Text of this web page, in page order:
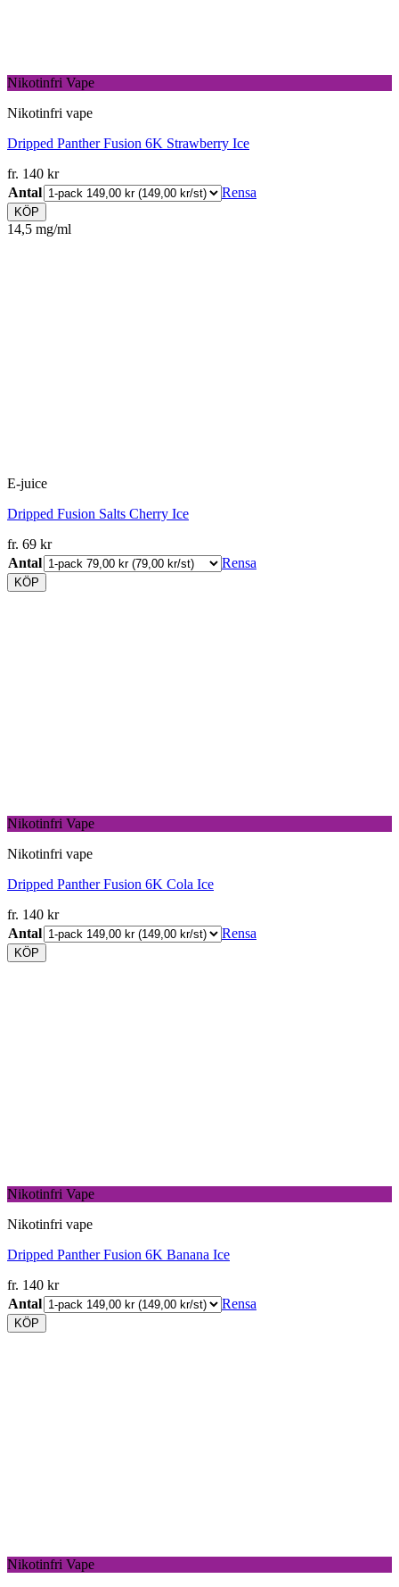
Nikotinfri Vape
Nikotinfri vape
Dripped Panther Fusion 6K Strawberry Ice
fr. 140 kr
Antal
Rensa
KÖP
14,5 mg/ml
E-juice
Dripped Fusion Salts Cherry Ice
fr. 69 kr
Antal
Rensa
KÖP
Nikotinfri Vape
Nikotinfri vape
Dripped Panther Fusion 6K Cola Ice
fr. 140 kr
Antal
Rensa
KÖP
Nikotinfri Vape
Nikotinfri vape
Dripped Panther Fusion 6K Banana Ice
fr. 140 kr
Antal
Rensa
KÖP
Nikotinfri Vape